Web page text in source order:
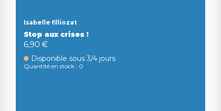
Isabelle filliozat
Stop aux crises !
6,90 €
Disponible sous 3/4 jours
Quantité en stock : 0